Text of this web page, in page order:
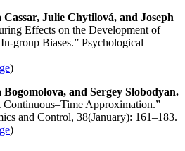
Julie Chytilová, and Joseph
Effects on the Development of
group Biases.” Psychological
)
and Sergey Slobodyan.
Continuous–Time Approximation.”
and Control, 38(January): 161–183.
)